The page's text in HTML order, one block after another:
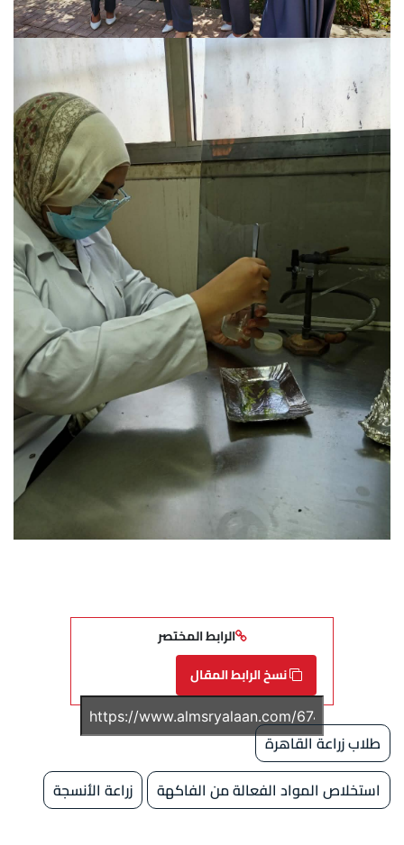
الرابط المختصر
نسخ الرابط المقال
طلاب زراعة القاهرة
استخلاص المواد الفعالة من الفاكهة
زراعة الأنسجة